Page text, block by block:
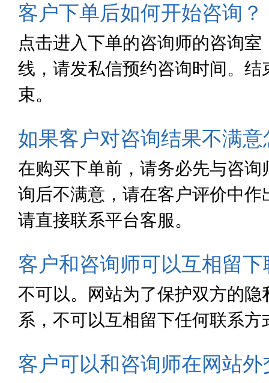
客户下单后如何开始咨询？
点击进入下单的咨询师的咨询
线，请发私信预约咨询时间。
束。
如果客户对咨询结果不满
在购买下单前，请务必先与咨
询后不满意，请在客户评价中
请直接联系平台客服。
客户和咨询师可以互相留
不可以。网站为了保护双方的
系，不可以互相留下任何联系
客户可以和咨询师在网站